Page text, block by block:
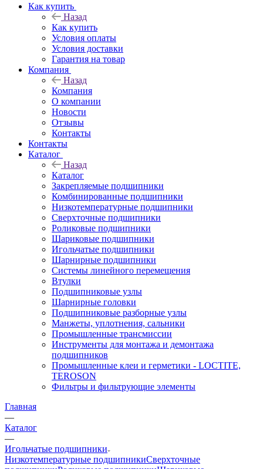
Как купить
Назад
Как купить
Условия оплаты
Условия доставки
Гарантия на товар
Компания
Назад
Компания
О компании
Новости
Отзывы
Контакты
Контакты
Каталог
Назад
Каталог
Закрепляемые подшипники
Комбинированные подшипники
Низкотемпературные подшипники
Сверхточные подшипники
Роликовые подшипники
Шариковые подшипники
Игольчатые подшипники
Шарнирные подшипники
Системы линейного перемещения
Втулки
Подшипниковые узлы
Шарнирные головки
Подшипниковые разборные узлы
Манжеты, уплотнения, сальники
Промышленные трансмиссии
Инструменты для монтажа и демонтажа
подшипников
Промышленные клеи и герметики - LOCTITE,
TEROSON
Фильтры и фильтрующие элементы
Главная
—
Каталог
—
Игольчатые подшипники
Низкотемпературные подшипникиСверхточные